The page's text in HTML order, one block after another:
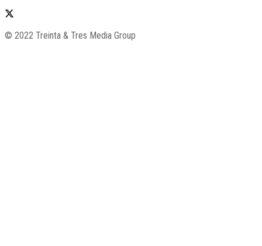
© 2022 Treinta & Tres Media Group